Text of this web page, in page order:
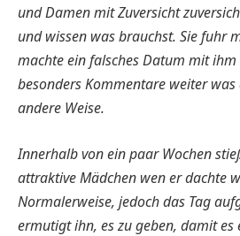
und Damen mit Zuversicht
und wissen was brauchst. Sie fuhr
machte ein falsches Datum mit
besonders Kommentare weiter
andere Weise.
Innerhalb von ein paar Wochen
attraktive Mädchen wen er dachte
Normalerweise, jedoch das Tag
ermutigt ihn, es zu geben, damit es